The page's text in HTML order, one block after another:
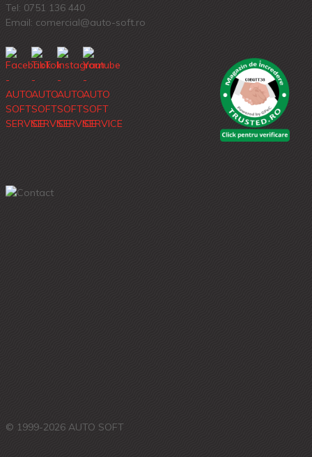
Tel: 0751 136 440
Email: comercial@auto-soft.ro
© 1999-2026 AUTO SOFT